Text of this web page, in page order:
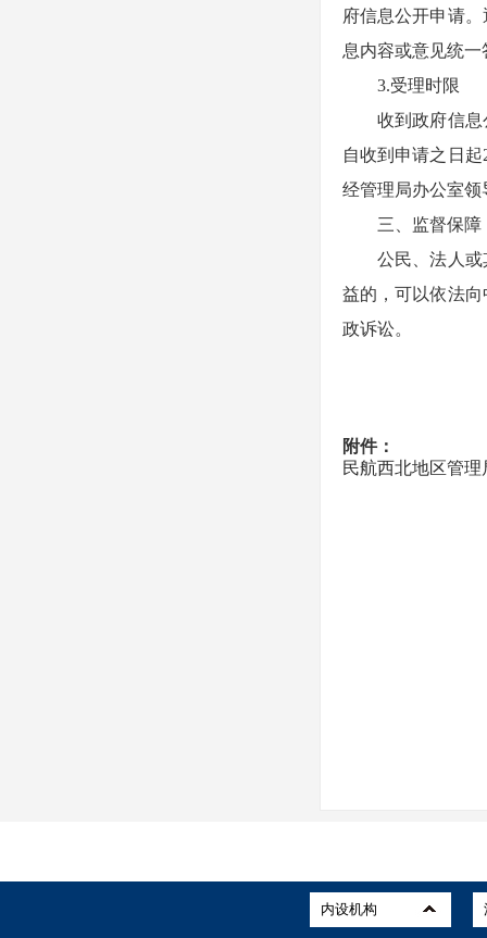
府信息公开申请
息内容或意见统
3.受理时限
收到政府信息公
自收到申请之日
经管理局办公室
三、监督保障
公民、法人或其
益的，可以依法
政诉讼。
附件：
民航西北地区管